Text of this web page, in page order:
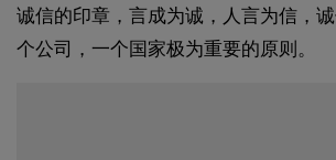
诚信的印章，言成为诚，人言为信，
个公司，一个国家极为重要的原则。